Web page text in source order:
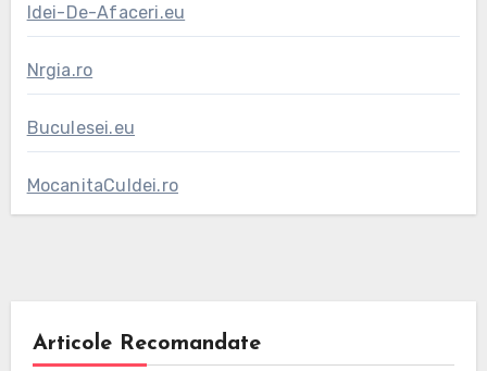
Idei-De-Afaceri.eu
Nrgia.ro
Buculesei.eu
MocanitaCuIdei.ro
Articole Recomandate